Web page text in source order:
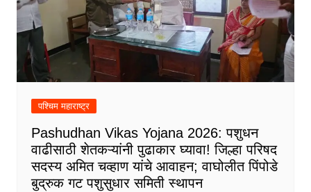
पश्चिम महाराष्ट्र
Pashudhan Vikas Yojana 2026: पशुधन
वाढीसाठी शेतकऱ्यांनी पुढाकार घ्यावा! जिल्हा परिषद
सदस्य अमित चव्हाण यांचे आवाहन; वाघोलीत पिंपोडे
बुद्रुक गट पशुसुधार समिती स्थापन